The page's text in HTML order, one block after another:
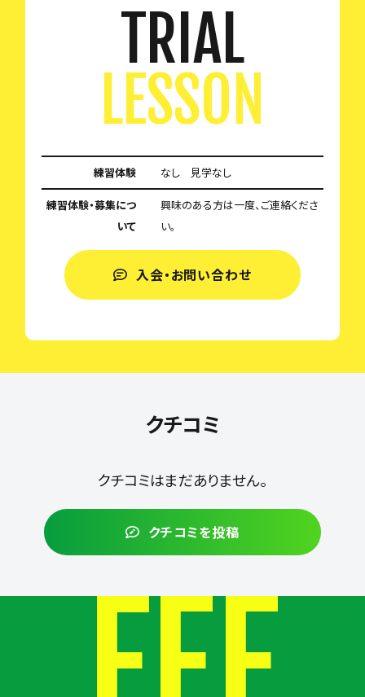
TRIAL
LESSON
練習体験 なし 見学なし
練習体験・募集につ
いて
興味のある方は一度、ご連絡くださ
い。
入会・お問い合わせ
クチコミ
クチコミはまだありません。
クチコミを投稿